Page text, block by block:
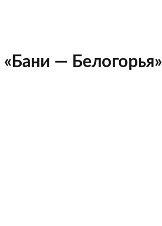
— Белогорья»